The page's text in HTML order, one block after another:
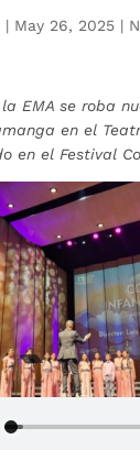
| May 26, 2025|
EMA se roba
en el
en el Festival